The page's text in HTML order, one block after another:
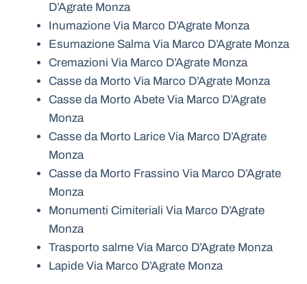
D’Agrate Monza
Inumazione Via Marco D’Agrate Monza
Esumazione Salma Via Marco D’Agrate Monza
Cremazioni Via Marco D’Agrate Monza
Casse da Morto Via Marco D’Agrate Monza
Casse da Morto Abete Via Marco D’Agrate
Monza
Casse da Morto Larice Via Marco D’Agrate
Monza
Casse da Morto Frassino Via Marco D’Agrate
Monza
Monumenti Cimiteriali Via Marco D’Agrate
Monza
Trasporto salme Via Marco D’Agrate Monza
Lapide Via Marco D’Agrate Monza